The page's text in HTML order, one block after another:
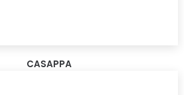
CASAPPA